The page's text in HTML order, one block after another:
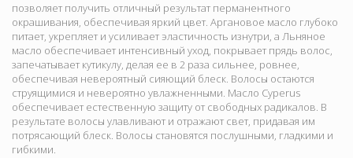
позволяет получить отличный результат перманентного
окрашивания, обеспечивая яркий цвет. Аргановое масло глубоко
питает, укрепляет и усиливает эластичность изнутри, а Льняное
масло обеспечивает интенсивный уход, покрывает прядь волос,
запечатывает кутикулу, делая ее в 2 раза сильнее, ровнее,
обеспечивая невероятный сияющий блеск. Волосы остаются
струящимися и невероятно увлажненными. Масло Cyperus
обеспечивает естественную защиту от свободных радикалов. В
результате волосы улавливают и отражают свет, придавая им
потрясающий блеск. Волосы становятся послушными, гладкими и
гибкими.